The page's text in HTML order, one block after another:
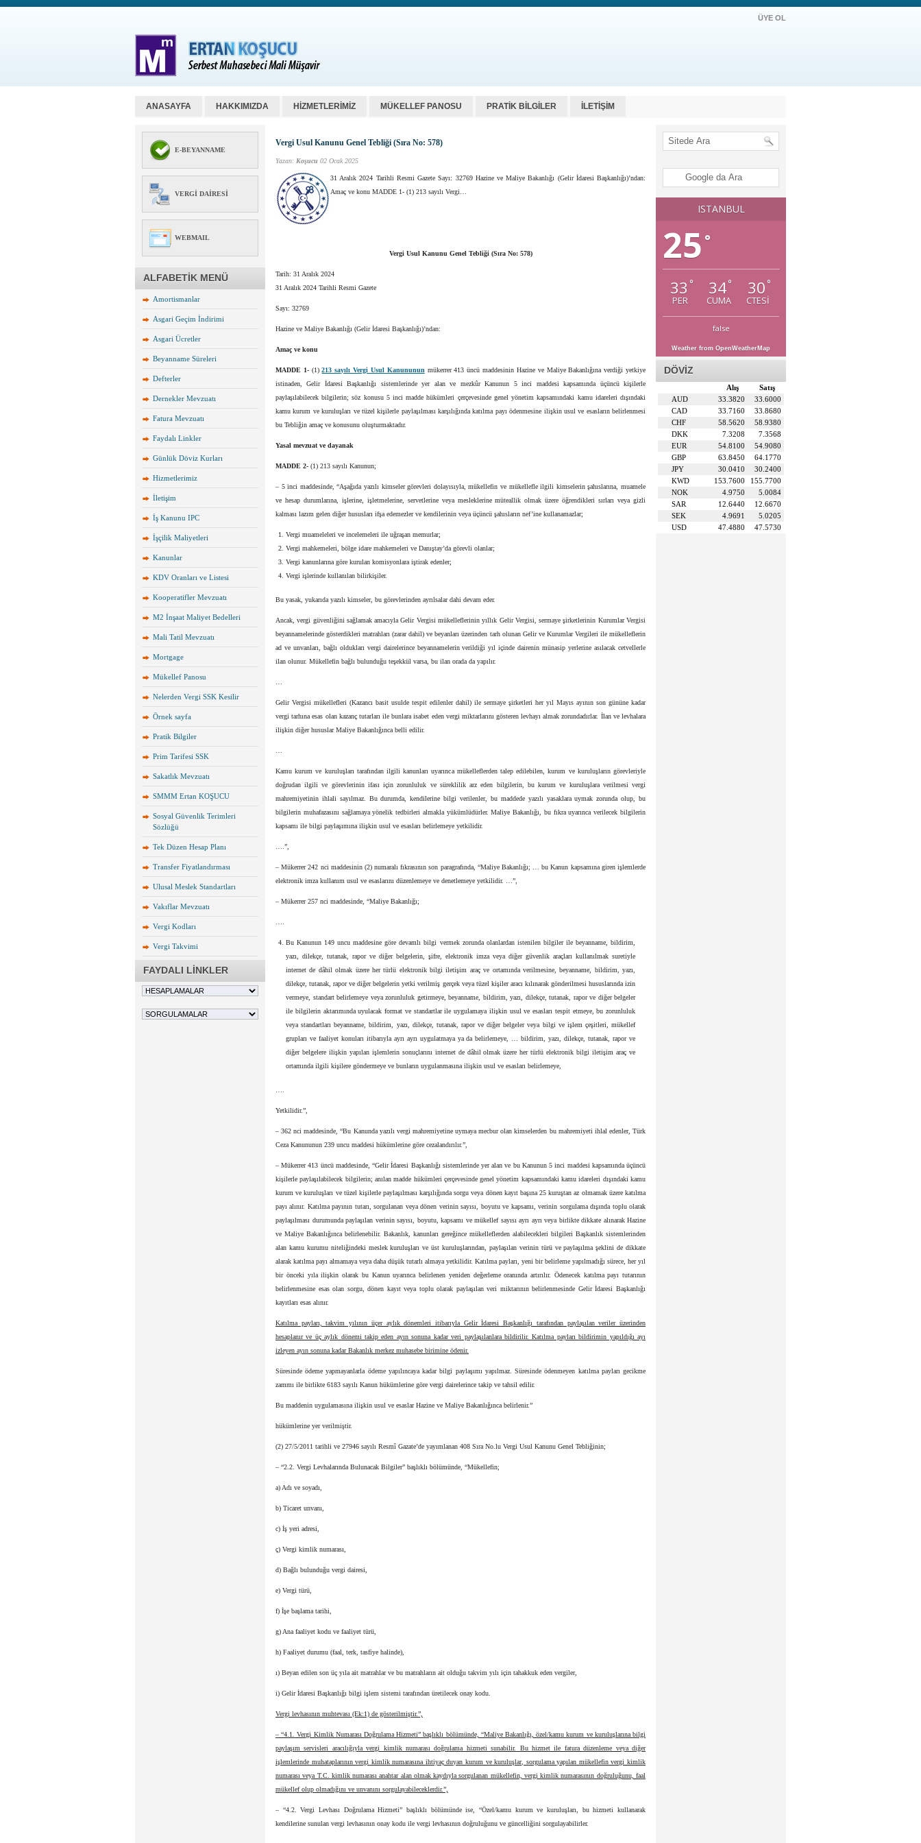
ÜYE OL
ANASAYFA HAKKIMIZDA HİZMETLERİMİZ MÜKELLEF PANOSU PRATİK BİLGİLER İLETİŞİM
E-BEYANNAME
VERGI DAIRESI
WEBMAIL
ALFABETİK MENÜ
Amortismanlar
Asgari Geçim İndirimi
Asgari Ücretler
Beyanname Süreleri
Defterler
Dernekler Mevzuatı
Fatura Mevzuatı
Faydalı Linkler
Günlük Döviz Kurları
Hizmetlerimiz
İletişim
İş Kanunu IPC
İşçilik Maliyetleri
Kanunlar
KDV Oranları ve Listesi
Kooperatifler Mevzuatı
M2 İnşaat Maliyet Bedelleri
Mali Tatil Mevzuatı
Mortgage
Mükellef Panosu
Nelerden Vergi SSK Kesilir
Örnek sayfa
Pratik Bilgiler
Prim Tarifesi SSK
Sakatlık Mevzuatı
SMMM Ertan KOŞUCU
Sosyal Güvenlik Terimleri
Sözlüğü
Tek Düzen Hesap Planı
Transfer Fiyatlandırması
Ulusal Meslek Standartları
Vakıflar Mevzuatı
Vergi Kodları
Vergi Takvimi
FAYDALI LİNKLER
Vergi Usul Kanunu Genel Tebliği (Sıra No: 578)
Yazan: Koşucu 02 Ocak 2025
31 Aralık 2024 Tarihli Resmi Gazete Sayı: 32769 Hazine ve Maliye Bakanlığı (Gelir İdaresi Başkanlığı)’ndan:
Amaç ve konu MADDE 1- (1) 213 sayılı Vergi…
Vergi Usul Kanunu Genel Tebliği (Sıra No: 578)
Tarih: 31 Aralık 2024
31 Aralık 2024 Tarihli Resmi Gazete
Sayı: 32769
Hazine ve Maliye Bakanlığı (Gelir İdaresi Başkanlığı)’ndan:
Amaç ve konu
MADDE 1-(1)213 sayılı Vergi Usul Kanununun mükerrer 413 üncü maddesinin Hazine ve Maliye Bakanlığına verdiği yetkiye
istinaden, Gelir İdaresi Başkanlığı sistemlerinde yer alan ve mezkûr Kanunun 5 inci maddesi kapsamında üçüncü kişilerle
paylaşılabilecek bilgilerin; söz konusu 5 inci madde hükümleri çerçevesinde genel yönetim kapsamındaki kamu idareleri dışındaki
kamu kurum ve kuruluşları ve tüzel kişilerle paylaşılması karşılığında katılma payı ödenmesine ilişkin usul ve esasların belirlenmesi
bu Tebliğin amaç ve konusunu oluşturmaktadır.
Yasal mevzuat ve dayanak
MADDE 2- (1) 213 sayılı Kanunun;
– 5 inci maddesinde, “Aşağıda yazılı kimseler görevleri dolayısıyla, mükellefin ve mükellefle ilgili kimselerin şahıslarına, muamele
ve hesap durumlarına, işlerine, işletmelerine, servetlerine veya mesleklerine müteallik olmak üzere öğrendikleri sırları veya gizli
kalması lazım gelen diğer hususları ifşa edemezler ve kendilerinin veya üçüncü şahısların nef’ine kullanamazlar;
Vergi muameleleri ve incelemeleri ile uğraşan memurlar;
Vergi mahkemeleri, bölge idare mahkemeleri ve Danıştay’da görevli olanlar;
Vergi kanunlarına göre kurulan komisyonlara iştirak edenler;
Vergi işlerinde kullanılan bilirkişiler.
Bu yasak, yukarıda yazılı kimseler, bu görevlerinden ayrılsalar dahi devam eder.
Ancak, vergi güvenliğini sağlamak amacıyla Gelir Vergisi mükelleflerinin yıllık Gelir Vergisi, sermaye şirketlerinin Kurumlar Vergisi
beyannamelerinde gösterdikleri matrahları (zarar dahil) ve beyanları üzerinden tarh olunan Gelir ve Kurumlar Vergileri ile mükelleflerin
ad ve unvanları, bağlı oldukları vergi dairelerince beyannamelerin verildiği yıl içinde dairenin münasip yerlerine asılacak cetvellerle
ilan olunur. Mükellefin bağlı bulunduğu teşekkül varsa, bu ilan orada da yapılır.
Gelir Vergisi mükellefleri (Kazancı basit usulde tespit edilenler dahil) ile sermaye şirketleri her yıl Mayıs ayının son gününe kadar
vergi tarhına esas olan kazanç tutarları ile bunlara isabet eden vergi miktarlarını gösteren levhayı almak zorundadırlar. İlan ve levhalara
ilişkin diğer hususlar Maliye Bakanlığınca belli edilir.
Kamu kurum ve kuruluşları tarafından ilgili kanunları uyarınca mükelleflerden talep edilebilen, kurum ve kuruluşların görevleriyle
doğrudan ilgili ve görevlerinin ifası için zorunluluk ve süreklilik arz eden bilgilerin, bu kurum ve kuruluşlara verilmesi vergi
mahremiyetinin ihlali sayılmaz. Bu durumda, kendilerine bilgi verilenler, bu maddede yazılı yasaklara uymak zorunda olup, bu
bilgilerin muhafazasını sağlamaya yönelik tedbirleri almakla yükümlüdürler. Maliye Bakanlığı, bu fıkra uyarınca verilecek bilgilerin
kapsamı ile bilgi paylaşımına ilişkin usul ve esasları belirlemeye yetkilidir.
….”,
– Mükerrer 242 nci maddesinin (2) numaralı fıkrasının son paragrafında, “Maliye Bakanlığı; … bu Kanun kapsamına giren işlemlerde
elektronik imza kullanım usul ve esaslarını düzenlemeye ve denetlemeye yetkilidir. …”,
– Mükerrer 257 nci maddesinde, “Maliye Bakanlığı;
Bu Kanunun 149 uncu maddesine göre devamlı bilgi vermek zorunda olanlardan istenilen bilgiler ile beyanname, bildirim,
yazı, dilekçe, tutanak, rapor ve diğer belgelerin, şifre, elektronik imza veya diğer güvenlik araçları kullanılmak suretiyle
internet de dâhil olmak üzere her türlü elektronik bilgi iletişim araç ve ortamında verilmesine, beyanname, bildirim, yazı,
dilekçe, tutanak, rapor ve diğer belgelerin yetki verilmiş gerçek veya tüzel kişiler aracı kılınarak gönderilmesi hususlarında izin
vermeye, standart belirlemeye veya zorunluluk getirmeye, beyanname, bildirim, yazı, dilekçe, tutanak, rapor ve diğer belgeler
ile bilgilerin aktarımında uyulacak format ve standartlar ile uygulamaya ilişkin usul ve esasları tespit etmeye, bu zorunluluk
veya standartları beyanname, bildirim, yazı, dilekçe, tutanak, rapor ve diğer belgeler veya bilgi ve işlem çeşitleri, mükellef
grupları ve faaliyet konuları itibarıyla ayrı ayrı uygulatmaya ya da belirlemeye, … bildirim, yazı, dilekçe, tutanak, rapor ve
diğer belgelere ilişkin yapılan işlemlerin sonuçlarını internet de dâhil olmak üzere her türlü elektronik bilgi iletişim araç ve
ortamında ilgili kişilere göndermeye ve bunların uygulanmasına ilişkin usul ve esasları belirlemeye,
Yetkilidir.”,
– 362 nci maddesinde, “Bu Kanunda yazılı vergi mahremiyetine uymaya mecbur olan kimselerden bu mahremiyeti ihlal edenler, Türk
Ceza Kanununun 239 uncu maddesi hükümlerine göre cezalandırılır.”,
– Mükerrer 413 üncü maddesinde, “Gelir İdaresi Başkanlığı sistemlerinde yer alan ve bu Kanunun 5 inci maddesi kapsamında üçüncü
kişilerle paylaşılabilecek bilgilerin; anılan madde hükümleri çerçevesinde genel yönetim kapsamındaki kamu idareleri dışındaki kamu
kurum ve kuruluşları ve tüzel kişilerle paylaşılması karşılığında sorgu veya dönen kayıt başına 25 kuruştan az olmamak üzere katılma
payı alınır. Katılma payının tutarı, sorgulanan veya dönen verinin sayısı, boyutu ve kapsamı, verinin sorgulama dışında toplu olarak
paylaşılması durumunda paylaşılan verinin sayısı, boyutu, kapsamı ve mükellef sayısı ayrı ayrı veya birlikte dikkate alınarak Hazine
ve Maliye Bakanlığınca belirlenebilir. Bakanlık, kanunları gereğince mükelleflerden alabilecekleri bilgileri Başkanlık sistemlerinden
alan kamu kurumu niteliğindeki meslek kuruluşları ve üst kuruluşlarından, paylaşılan verinin türü ve paylaşılma şeklini de dikkate
alarak katılma payı almamaya veya daha düşük tutarlı almaya yetkilidir. Katılma payları, yeni bir belirleme yapılmadığı sürece, her yıl
bir önceki yıla ilişkin olarak bu Kanun uyarınca belirlenen yeniden değerleme oranında artırılır. Ödenecek katılma payı tutarının
belirlenmesine esas olan sorgu, dönen kayıt veya toplu olarak paylaşılan veri miktarının belirlenmesinde Gelir İdaresi Başkanlığı
kayıtları esas alınır.
Katılma payları, takvim yılının üçer aylık dönemleri itibarıyla Gelir İdaresi Başkanlığı tarafından paylaşılan veriler üzerinden
hesaplanır ve üç aylık dönemi takip eden ayın sonuna kadar veri paylaşılanlara bildirilir. Katılma payları bildirimin yapıldığı ayı
izleyen ayın sonuna kadar Bakanlık merkez muhasebe birimine ödenir.
Süresinde ödeme yapmayanlarla ödeme yapılıncaya kadar bilgi paylaşımı yapılmaz. Süresinde ödenmeyen katılma payları gecikme
zammı ile birlikte 6183 sayılı Kanun hükümlerine göre vergi dairelerince takip ve tahsil edilir.
Bu maddenin uygulamasına ilişkin usul ve esaslar Hazine ve Maliye Bakanlığınca belirlenir.”
hükümlerine yer verilmiştir.
(2) 27/5/2011 tarihli ve 27946 sayılı Resmî Gazate’de yayımlanan 408 Sıra No.lu Vergi Usul Kanunu Genel Tebliğinin;
– “2.2. Vergi Levhalarında Bulunacak Bilgiler” başlıklı bölümünde, “Mükellefin;
a) Adı ve soyadı,
b) Ticaret unvanı,
c) İş yeri adresi,
ç) Vergi kimlik numarası,
d) Bağlı bulunduğu vergi dairesi,
e) Vergi türü,
f) İşe başlama tarihi,
g) Ana faaliyet kodu ve faaliyet türü,
h) Faaliyet durumu (faal, terk, tasfiye halinde),
ı) Beyan edilen son üç yıla ait matrahlar ve bu matrahların ait olduğu takvim yılı için tahakkuk eden vergiler,
i) Gelir İdaresi Başkanlığı bilgi işlem sistemi tarafından üretilecek onay kodu.
Vergi levhasının muhtevası (Ek:1) de gösterilmiştir.”,
– “4.1. Vergi Kimlik Numarası Doğrulama Hizmeti” başlıklı bölümünde, “Maliye Bakanlığı, özel/kamu kurum ve kuruluşlarına bilgi
paylaşım servisleri aracılığıyla vergi kimlik numarası doğrulama hizmeti sunabilir. Bu hizmet ile fatura düzenleme veya diğer
işlemlerinde muhataplarının vergi kimlik numarasına ihtiyaç duyan kurum ve kuruluşlar, sorgulama yapılan mükellefin vergi kimlik
numarası veya T.C. kimlik numarası anahtar alan olmak kaydıyla sorgulanan mükellefin, vergi kimlik numarasının doğruluğunu, faal
mükellef olup olmadığını ve unvanını sorgulayabileceklerdir.”,
– “4.2. Vergi Levhası Doğrulama Hizmeti” başlıklı bölümünde ise, “Özel/kamu kurum ve kuruluşları, bu hizmeti kullanarak
kendilerine sunulan vergi levhasının onay kodu ile vergi levhasının doğruluğunu ve güncelliğini sorgulayabilirler.
ISTANBUL
25 °
33 °
PER
34°
CUMA
30 °
CTESI
false
Weather from OpenWeatherMap
DÖVİZ
Satış
Alış
AUD
33.6000
33.3820
CAD
33.8680
33.7160
CHF
58.9380
58.5620
DKK
7.3568
7.3208
EUR
54.9080
54.8100
GBP
64.1770
63.8450
JPY
30.2400
30.0410
KWD
155.7700
153.7600
NOK
5.0084
4.9750
SAR
12.6670
12.6440
SEK
5.0205
4.9691
USD
47.5730
47.4880